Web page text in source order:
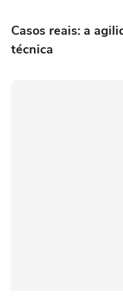
Casos reais: a
técnica